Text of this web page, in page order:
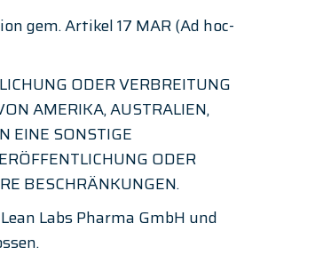
gem. Artikel 17 MAR (Ad hoc-
ODER VERBREITUNG
AMERIKA, AUSTRALIEN,
EINE SONSTIGE
ODER
BESCHRÄNKUNGEN.
Labs Pharma GmbH und